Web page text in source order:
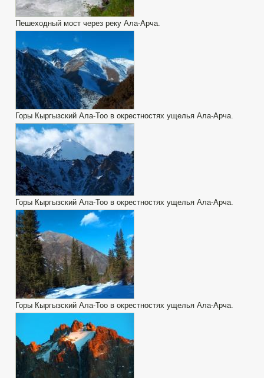
Пешеходный мост через реку Ала-Арча.
Горы Кыргызский Ала-Тоо в окрестностях ущелья Ала-Арча.
Горы Кыргызский Ала-Тоо в окрестностях ущелья Ала-Арча.
Горы Кыргызский Ала-Тоо в окрестностях ущелья Ала-Арча.